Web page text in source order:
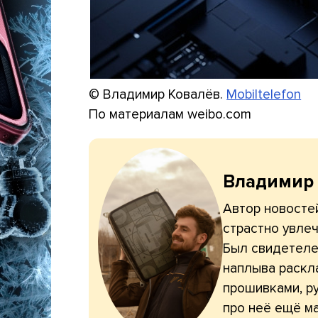
© Владимир Ковалёв. Mobiltelefon
По материалам weibo.com
Владимир
Автор
страстно
Был
наплыва
прошивками,
про неё ещё